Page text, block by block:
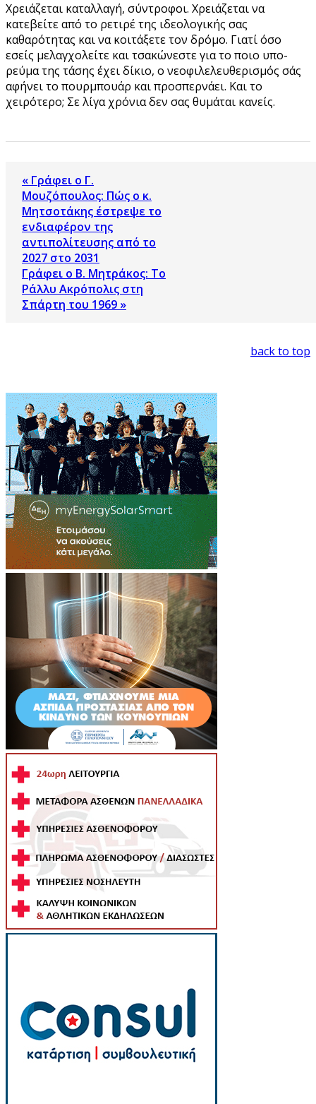
Χρειάζεται καταλλαγή, σύντροφοι. Χρειάζεται να
κατεβείτε από το ρετιρέ της ιδεολογικής σας
καθαρότητας και να κοιτάξετε τον δρόμο. Γιατί όσο
εσείς μελαγχολείτε και τσακώνεστε για το ποιο υπο-
ρεύμα της τάσης έχει δίκιο, ο νεοφιλελευθερισμός σάς
αφήνει το πουρμπουάρ και προσπερνάει. Και το
χειρότερο; Σε λίγα χρόνια δεν σας θυμάται κανείς.
« Γράφει ο Γ.
Μουζόπουλος: Πώς ο κ.
Μητσοτάκης έστρεψε το
ενδιαφέρον της
αντιπολίτευσης από το
2027 στο 2031
Γράφει ο Β. Μητράκος: Το
Ράλλυ Ακρόπολις στη
Σπάρτη του 1969 »
back to top